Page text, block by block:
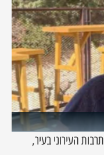
העירוני בעיר,